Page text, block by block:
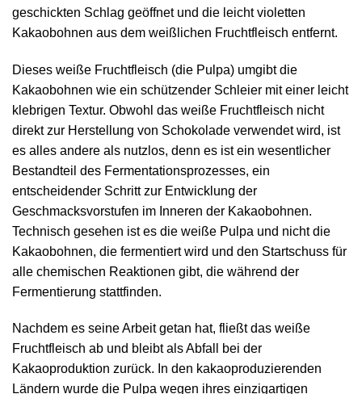
geschickten Schlag geöffnet und die leicht violetten
Kakaobohnen aus dem weißlichen Fruchtfleisch entfernt.
Dieses weiße Fruchtfleisch (die Pulpa) umgibt die
Kakaobohnen wie ein schützender Schleier mit einer leicht
klebrigen Textur. Obwohl das weiße Fruchtfleisch nicht
direkt zur Herstellung von Schokolade verwendet wird, ist
es alles andere als nutzlos, denn es ist ein wesentlicher
Bestandteil des Fermentationsprozesses, ein
entscheidender Schritt zur Entwicklung der
Geschmacksvorstufen im Inneren der Kakaobohnen.
Technisch gesehen ist es die weiße Pulpa und nicht die
Kakaobohnen, die fermentiert wird und den Startschuss für
alle chemischen Reaktionen gibt, die während der
Fermentierung stattfinden.
Nachdem es seine Arbeit getan hat, fließt das weiße
Fruchtfleisch ab und bleibt als Abfall bei der
Kakaoproduktion zurück. In den kakaoproduzierenden
Ländern wurde die Pulpa wegen ihres einzigartigen